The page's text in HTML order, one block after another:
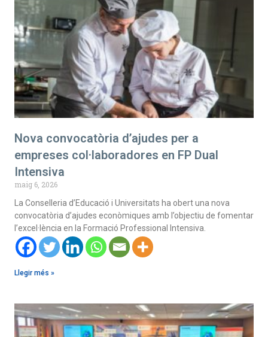
Nova convocatòria d’ajudes per a
empreses col·laboradores en FP Dual
Intensiva
maig 6, 2026
La Conselleria d’Educació i Universitats ha obert una nova
convocatòria d’ajudes econòmiques amb l’objectiu de fomentar
l’excel·lència en la Formació Professional Intensiva.
Llegir més »